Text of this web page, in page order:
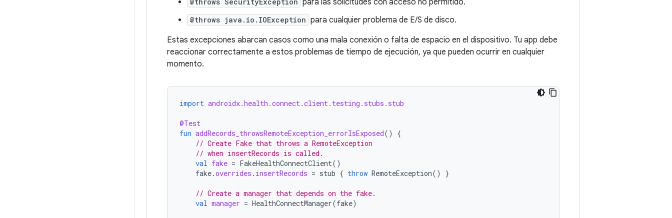
para las solicitudes con acceso no permitido.
@throws java.io.IOException para cualquier problema de E/S de disco.
Estas excepciones abarcan casos como una mala conexión o falta de espacio en el dispositivo. Tu app debe
reaccionar correctamente a estos problemas de tiempo de ejecución, ya que pueden ocurrir en cualquier
momento.
import androidx.health.connect.client.testing.stubs.stub
@Test
fun addRecords_throwsRemoteException_errorIsExposed()
{
// Create Fake that throws a RemoteException
// when insertRecords is called.
val fake = FakeHealthConnectClient()
fake.overrides . insertRecords = stub { throw RemoteException() }
// Create a manager that depends on the fake.
val manager = HealthConnectManager(fake)